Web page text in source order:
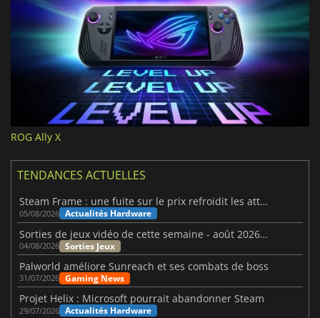
ROG Ally X
TENDANCES ACTUELLES
Steam Frame : une fuite sur le prix refroidit les attentes VR
05/08/2026 Actualités Hardware
Sorties de jeux vidéo de cette semaine - août 2026 (semaine 32)
04/08/2026 Sorties Jeux
Palworld améliore Sunreach et ses combats de boss
31/07/2026 Gaming News
Projet Helix : Microsoft pourrait abandonner Steam
29/07/2026 Actualités Hardware